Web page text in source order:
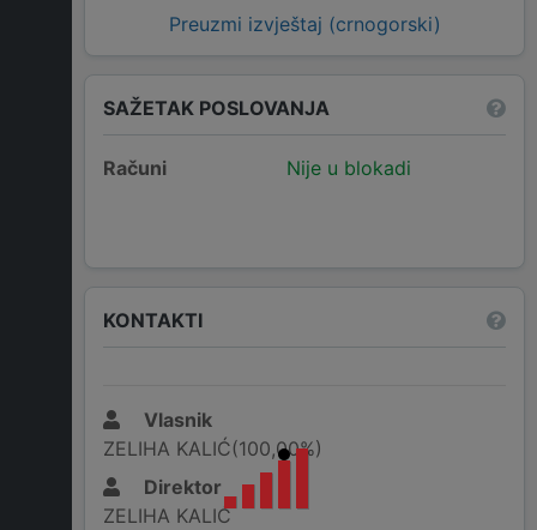
Preuzmi izvještaj (crnogorski)
SAŽETAK POSLOVANJA
Računi Nije u blokadi
KONTAKTI
Vlasnik
ZELIHA KALIĆ(100,00%)
Direktor
ZELIHA KALIĆ